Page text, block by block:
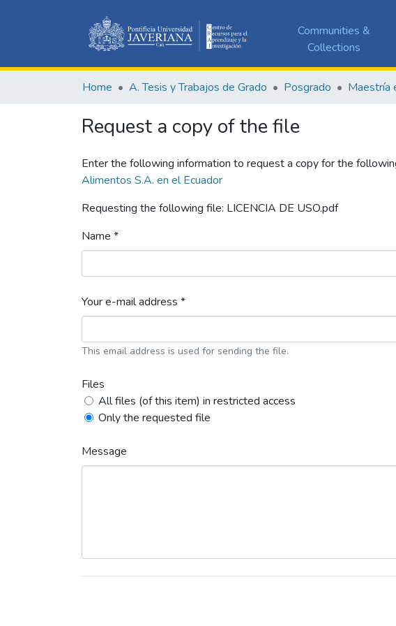
Communities &
Collections
Home A. Tesis y Trabajos de Grado Posgrado
Request a copy of the file
Enter the following information to request a copy for the
Alimentos S.A. en el Ecuador
Requesting the following file: LICENCIA DE USO.pdf
Name *
Your e-mail address *
This email address is used for sending the file.
Files
All files (of this item) in restricted access
Only the requested file
Message